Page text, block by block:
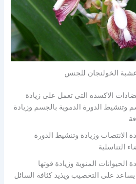
عشبة الخولنجان للجنس
الاكسده التى تعمل على زيادة
وتنشيط الدورة الدموية بالجسم وزيادة
الانتصاب وزيادة وتنشيط الدورة
التناسلية
الحيوانات المنوية وزيادة قوتها
يساعد على التخصيب ويذيد كثافة السائل